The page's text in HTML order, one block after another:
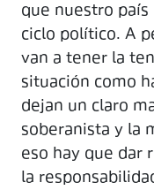
que nuestro
ciclo político. A
van a tener la
situación como
dejan un claro
soberanista y la
eso hay que dar
la